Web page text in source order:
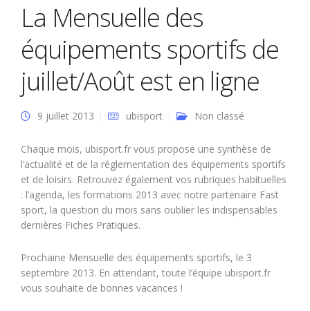
La Mensuelle des
équipements sportifs de
juillet/Août est en ligne
9 juillet 2013 ubisport Non classé
Chaque mois, ubisport.fr vous propose une synthèse de
l’actualité et de la réglementation des équipements sportifs
et de loisirs. Retrouvez également vos rubriques habituelles
: l’agenda, les formations 2013 avec notre partenaire Fast
sport, la question du mois sans oublier les indispensables
dernières Fiches Pratiques.
Prochaine Mensuelle des équipements sportifs, le 3
septembre 2013. En attendant, toute l’équipe ubisport.fr
vous souhaite de bonnes vacances !